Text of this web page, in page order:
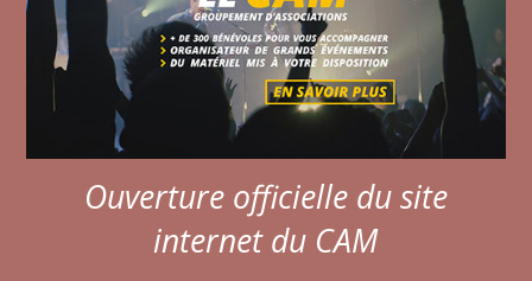
Ouverture officielle du site
internet du CAM